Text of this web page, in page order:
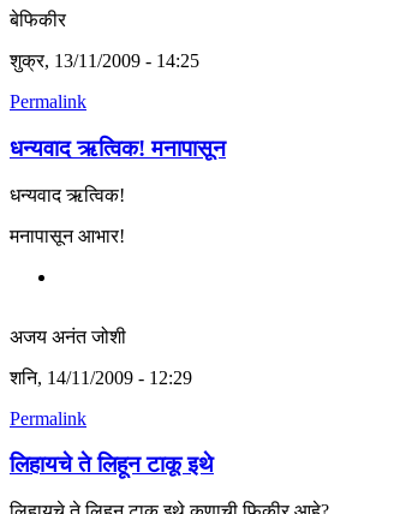
बेफिकीर
शुक्र, 13/11/2009 - 14:25
Permalink
धन्यवाद ऋत्विक! मनापासून
धन्यवाद ऋत्विक!
मनापासून आभार!
अजय अनंत जोशी
शनि, 14/11/2009 - 12:29
Permalink
लिहायचे ते लिहून टाकू इथे